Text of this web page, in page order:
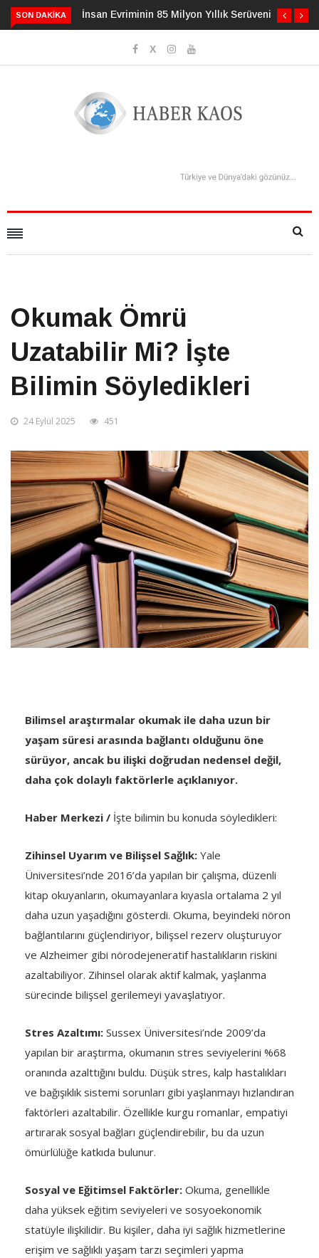
SON DAKIKA
Yıllık Serüveni3 Alışkanlık Demansı 13 Yıl
Geciktirebilir
Okumak Ömrü
Uzatabilir Mi? İşte
Bilimin Söyledikleri
24 Eylül 2025 451
Bilimsel araştırmalar okumak ile daha uzun bir
yaşam süresi arasında bağlantı olduğunu öne
sürüyor, ancak bu ilişki doğrudan nedensel değil,
daha çok dolaylı faktörlerle açıklanıyor.
Haber Merkezi / İşte bilimin bu konuda söyledikleri:
Zihinsel Uyarım ve Bilişsel Sağlık: Yale
Üniversitesi’nde 2016’da yapılan bir çalışma, düzenli
kitap okuyanların, okumayanlara kıyasla ortalama 2 yıl
daha uzun yaşadığını gösterdi. Okuma, beyindeki nöron
bağlantılarını güçlendiriyor, bilişsel rezerv oluşturuyor
ve Alzheimer gibi nörodejeneratif hastalıkların riskini
azaltabiliyor. Zihinsel olarak aktif kalmak, yaşlanma
sürecinde bilişsel gerilemeyi yavaşlatıyor.
Stres Azaltımı: Sussex Üniversitesi’nde 2009’da
yapılan bir araştırma, okumanın stres seviyelerini %68
oranında azalttığını buldu. Düşük stres, kalp hastalıkları
ve bağışıklık sistemi sorunları gibi yaşlanmayı hızlandıran
faktörleri azaltabilir. Özellikle kurgu romanlar, empatiyi
artırarak sosyal bağları güçlendirebilir, bu da uzun
ömürlülüğe katkıda bulunur.
Sosyal ve Eğitimsel Faktörler: Okuma, genellikle
daha yüksek eğitim seviyeleri ve sosyoekonomik
statüyle ilişkilidir. Bu kişiler, daha iyi sağlık hizmetlerine
erişim ve sağlıklı yaşam tarzı seçimleri yapma